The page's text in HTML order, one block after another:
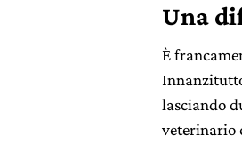
Una
È
lasciando
veterinario